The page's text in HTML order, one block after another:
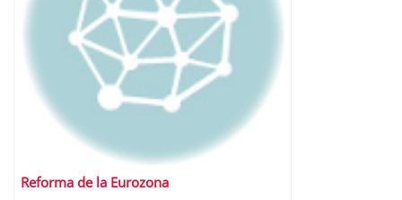
Reforma de la Eurozona